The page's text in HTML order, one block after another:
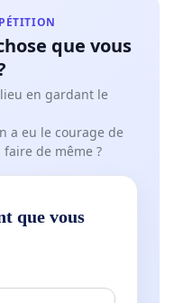
que vous
en gardant le
a eu le courage de
de même ?
que vous